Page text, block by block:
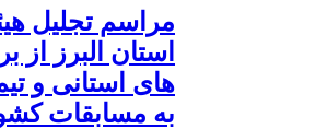
مراسم تجلیل
استان البرز از
های استانی و
به مسابقات